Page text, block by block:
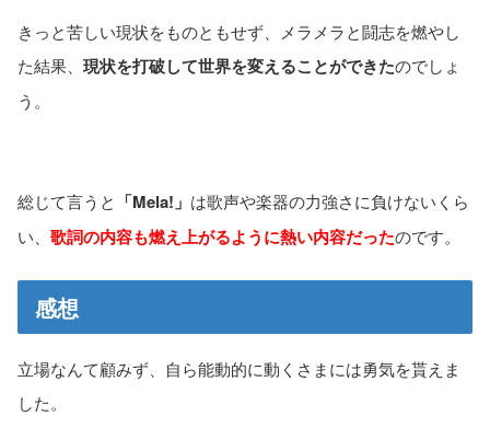
きっと苦しい現状をものともせず、メラメラと闘志を燃やし
た結果、 現状を打破して世界を変えることができたのでしょ
う。
総じて言うと 「Mela!」 は歌声や楽器の力強さに負けないくら
い、 歌詞の内容も燃え上がるように熱い内容だったのです。
感想
立場なんて顧みず、自ら能動的に動くさまには勇気を貰えま
した。